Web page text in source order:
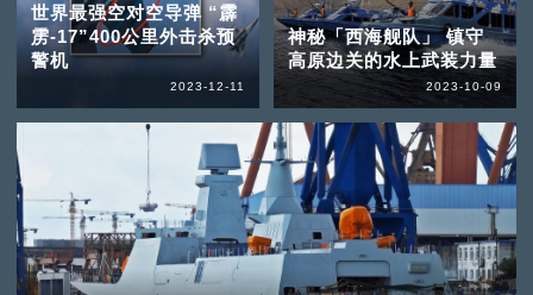
世界最强空对空导弹 “霹
雳-17”400公里外击杀预
警机
2023-12-11
神秘「西海舰队」 镇守
高原边关的水上武装力量
2023-10-09